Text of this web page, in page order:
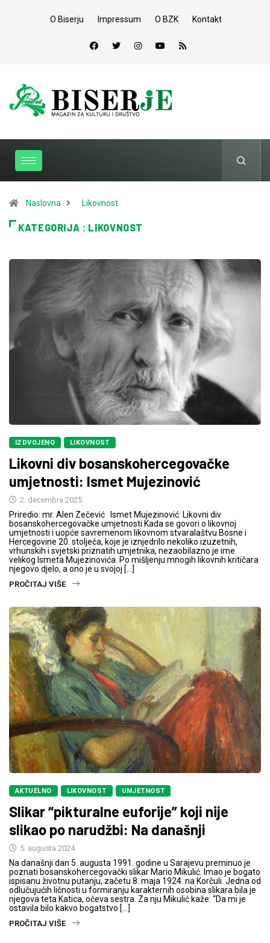
O Biserju Impressum O BZK Kontakt
Naslovna Likovnost
KATEGORIJA : LIKOVNOST
IZDVOJENO LIKOVNOST
Likovni div bosanskohercegovačke
umjetnosti: Ismet Mujezinović
2. decembra 2025.
Priredio: mr. Alen Zečević Ismet Mujezinović: Likovni div
bosanskohercegovačke umjetnosti Kada se govori o likovnoj
umjetnosti i uopće savremenom likovnom stvaralaštvu Bosne i
Hercegovine 20. stoljeća, koje je iznjedrilo nekoliko izuzetnih,
vrhunskih i svjetski priznatih umjetnika, nezaobilazno je ime
velikog Ismeta Mujezinovića. Po mišljenju mnogih likovnih kritičara
njegovo djelo, a ono je u svojoj […]
PROČITAJ VIŠE
AKTUELNO LIKOVNOST UMJETNOST
Slikar “pikturalne euforije” koji nije
slikao po narudžbi: Na današnji
5. augusta 2024.
Na današnji dan 5. augusta 1991. godine u Sarajevu preminuo je
poznati bosanskohercegovački slikar Mario Mikulić. Imao je bogato
ispisanu životnu putanju, začetu 8. maja 1924. na Korčuli. Jedna od
odlučujućih ličnosti u formiranju karakternih osobina slikara bila je
njegova teta Katica, očeva sestra. Za nju Mikulić kaže: “Da mi je
ostavila bilo kakvo bogatstvo […]
PROČITAJ VIŠE